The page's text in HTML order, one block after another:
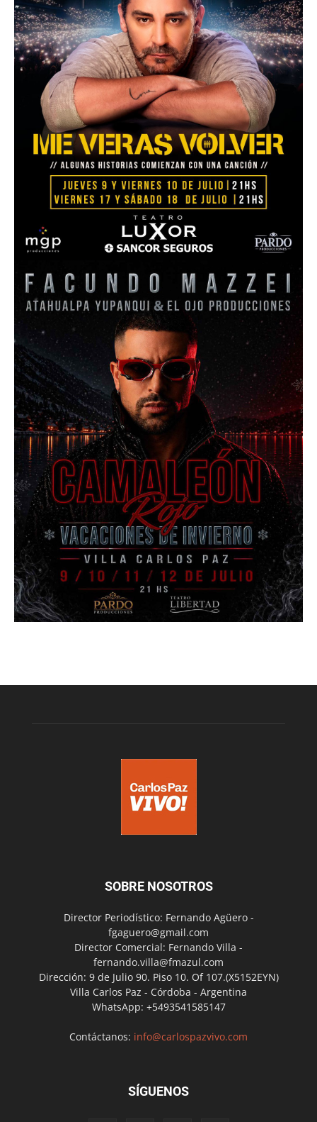
SOBRE NOSOTROS
Director Periodístico: Fernando Agüero -
fgaguero@gmail.com
Director Comercial: Fernando Villa -
fernando.villa@fmazul.com
Dirección: 9 de Julio 90. Piso 10. Of 107.(X5152EYN)
Villa Carlos Paz - Córdoba - Argentina
WhatsApp: +5493541585147
Contáctanos: info@carlospazvivo.com
SÍGUENOS